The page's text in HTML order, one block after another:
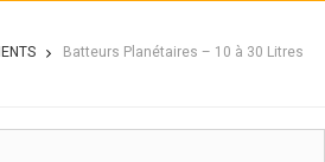
Batteurs Planétaires – 10 à 30 Litres